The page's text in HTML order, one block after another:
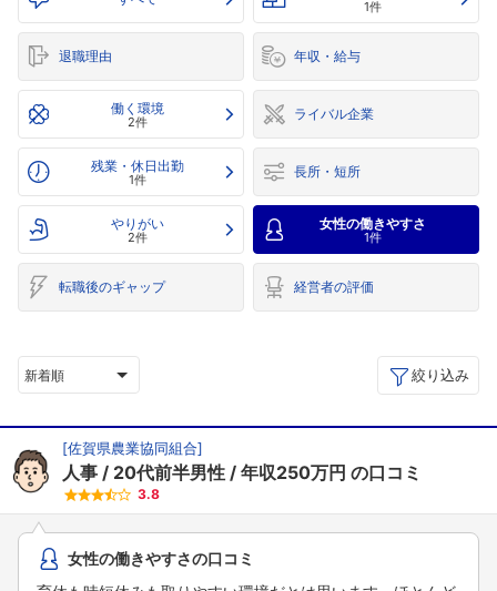
1件
退職理由 年収・給与
働く環境
2件 ライバル企業
残業・休日出勤
1件 長所・短所
やりがい
2件
女性の働きやすさ
1件
転職後のギャップ 経営者の評価
新着順 絞り込み
[佐賀県農業協同組合]
人事 20代前半男性 年収250万円 の口コミ
3.8
女性の働きやすさの口コミ